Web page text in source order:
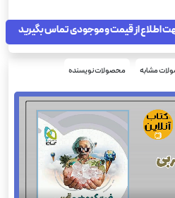
اطلاع از قیمت و موجودی تماس بگیرید
مشابه محصولات نویسنده